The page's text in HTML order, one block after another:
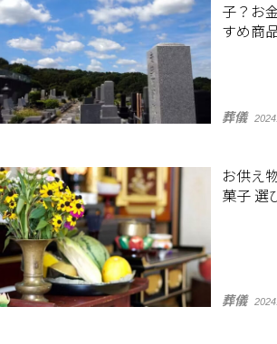
子？お
すめ商
葬儀
お供え
菓
葬儀